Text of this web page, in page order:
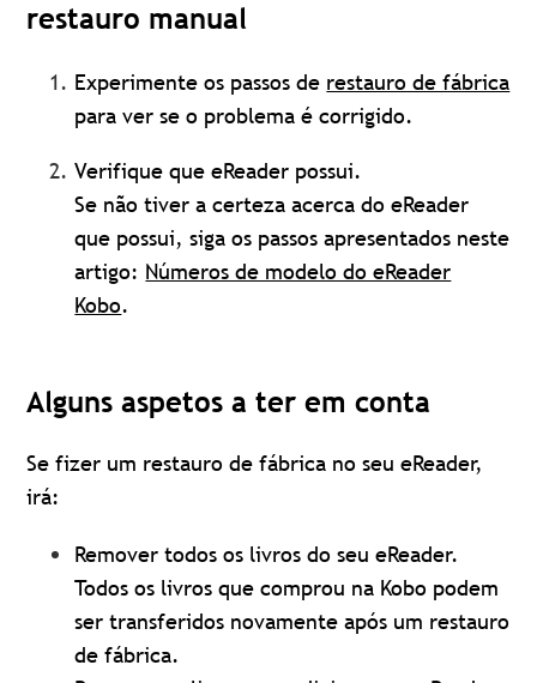
restauro manual
Experimente os passos de restauro de fábrica
para ver se o problema é corrigido.
Verifique que eReader possui.
Se não tiver a certeza acerca do eReader
que possui, siga os passos apresentados neste
artigo: Números de modelo do eReader
Kobo.
Alguns aspetos a ter em conta
Se fizer um restauro de fábrica no seu eReader,
irá:
Remover todos os livros do seu eReader.
Todos os livros que comprou na Kobo podem
ser transferidos novamente após um restauro
de fábrica.